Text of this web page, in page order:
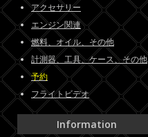
アクセサリー
エンジン関連
燃料、オイル、その他
計測器、工具、ケース、その他
予約
フライトビデオ
Information